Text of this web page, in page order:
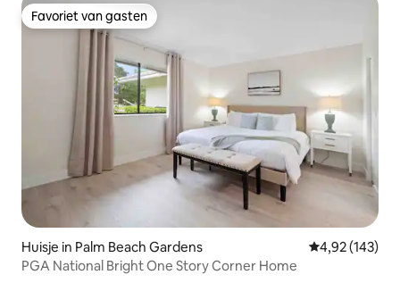
Favoriet van gasten
Favoriet van gasten
Huisje in Palm Beach Gardens Gemiddelde
4,92 (143)
PGA National Bright One Story Corner Home